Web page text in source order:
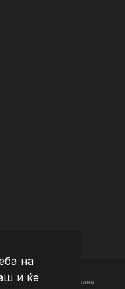
на
и ќе
- Сите права задржани